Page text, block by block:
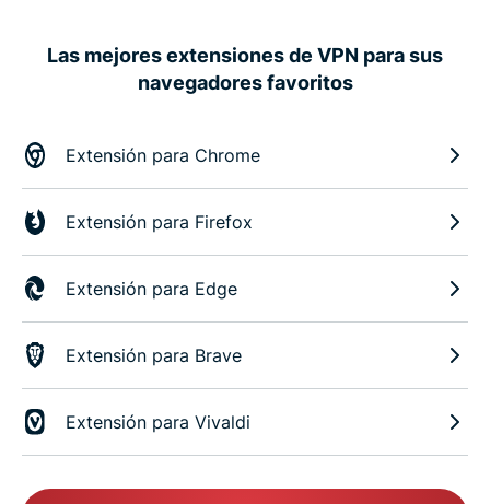
Las mejores extensiones de VPN para sus
navegadores favoritos
Extensión para Chrome
Extensión para Firefox
Extensión para Edge
Extensión para Brave
Extensión para Vivaldi